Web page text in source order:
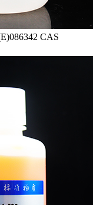
CAS